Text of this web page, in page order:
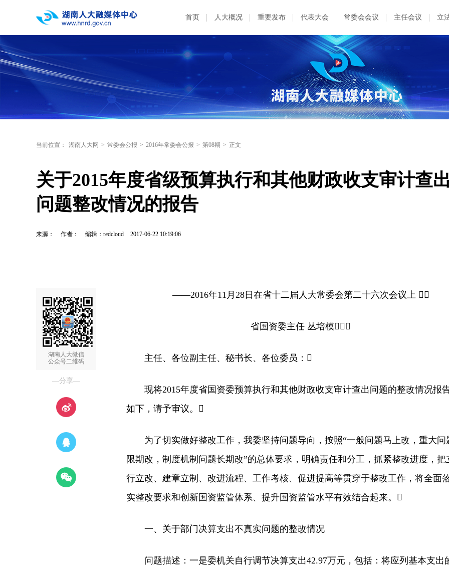
首页 人大概况 重要发布 代表大会 常委会会议 主任会议 立
当前位置： 湖南人大网 > 常委会公报 > 2016年常委会公报 > 第08期 > 正文
关于2015年度省级预算执行和其他财政收支审计查出
问题整改情况的报告
来源： 作者： 编辑：redcloud 2017-06-22 10:19:06
湖南人大微信
公众号二维码
—分享—
——2016年11月28日在省十二届人大常委会第二十六次会议上 
省国资委主任 丛培模
主任、各位副主任、秘书长、各位委员：
现将2015年度省国资委预算执行和其他财政收支审计查出问题的整改情况报
如下，请予审议。
为了切实做好整改工作，我委坚持问题导向，按照“一般问题马上改，重大问
限期改，制度机制问题长期改”的总体要求，明确责任和分工，抓紧整改进度，把
行立改、建章立制、改进流程、工作考核、促进提高等贯穿于整改工作，将全面
实整改要求和创新国资监管体系、提升国资监管水平有效结合起来。
一、关于部门决算支出不真实问题的整改情况
问题描述：一是委机关自行调节决算支出42.97万元，包括：将应列基本支出